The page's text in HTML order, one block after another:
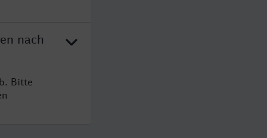
nach
Bitte